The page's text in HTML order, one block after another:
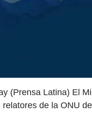
(Prensa Latina) El
de la ONU